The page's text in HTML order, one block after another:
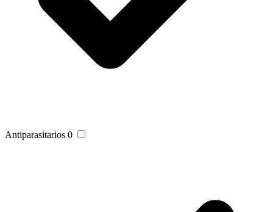
Antiparasitarios 0